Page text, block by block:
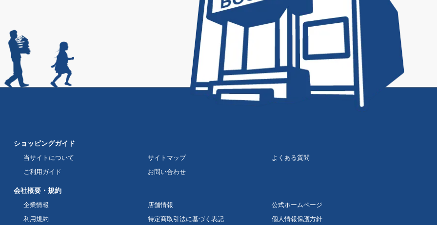
ショッピングガイド
当サイトについて サイトマップ
よくある質問
ご利用ガイド
お問い合わせ
会社概要・規約
企業情報 店舗情報
公式ホームページ
利用規約
特定商取引法に基づく表記 個人情報保護方針